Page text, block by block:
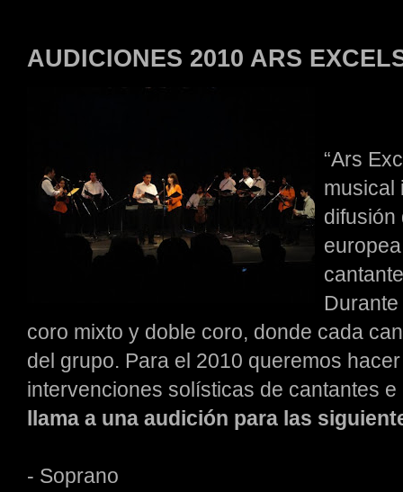
AUDICIONES 2010 ARS
“Ars
musical
difusión
coro mixto y doble coro, donde cada
del grupo. Para el 2010 queremos
intervenciones solísticas de cantantes
llama a una audición para las
- Soprano